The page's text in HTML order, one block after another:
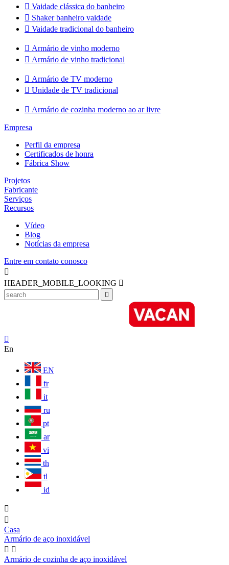
 Vaidade clássica do banheiro
 Shaker banheiro vaidade
 Vaidade tradicional do banheiro
 Armário de vinho moderno
 Armário de vinho tradicional
 Armário de TV moderno
 Unidade de TV tradicional
 Armário de cozinha moderno ao ar livre
Empresa
Perfil da empresa
Certificados de honra
Fábrica Show
Projetos
Fabricante
Serviços
Recursos
Vídeo
Blog
Notícias da empresa
Entre em contato conosco

HEADER_MOBILE_LOOKING 


En
EN
fr
it
ru
pt
ar
vi
th
tl
id


Casa
Armário de aço inoxidável
 
Armário de cozinha de aço inoxidável